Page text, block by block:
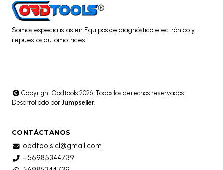
Somos especialistas en Equipos de diagnóstico electrónico y
repuestos automotrices.
Copyright Obdtools 2026. Todos los derechos reservados.
Desarrollado por Jumpseller.
CONTÁCTANOS
obdtools.cl@gmail.com
+56985344739